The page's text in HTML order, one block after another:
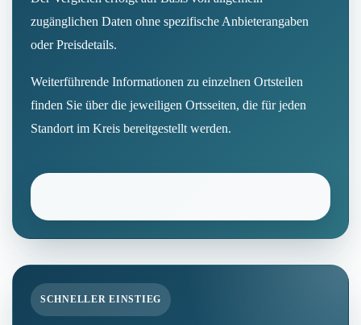
zugänglichen Daten ohne spezifische Anbieterangaben
oder Preisdetails.
Weiterführende Informationen zu einzelnen Ortsteilen
finden Sie über die jeweiligen Ortsseiten, die für jeden
Standort im Kreis bereitgestellt werden.
SCHNELLER EINSTIEG